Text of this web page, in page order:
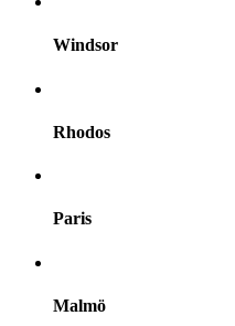
Windsor
Rhodos
Paris
Malmö